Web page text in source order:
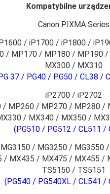
Kompatybilne
Canon PIXMA Series
/ iP1700 / iP1800 /
/ MP170 / MP180 / MP190
MX300 / MX310
37 / PG40 / PG50 / CL38 /
iP2700 / iP2702
/ MP260 / MP270 / MP280
/ MX340 / MX350 /
(PG510 / PG512 / CL511 /
/ MG3250 / MG3550
/ MX435 / MX475 / MX455 /
TS5150 / TS5151
(PG540 / PG540XL / CL541 /